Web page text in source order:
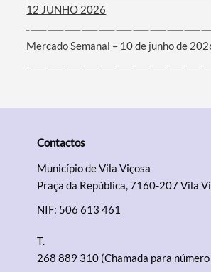
Filtros
12 JUNHO 2026
Mercado Semanal – 10 de junho de
Contactos
Município de Vila Viçosa
Praça da República, 7160-207 Vila
NIF: 506 613 461
T.
268 889 310 (Chamada para